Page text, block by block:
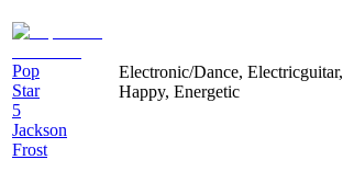
Pop
Star
5
Jackson
Frost
Electronic/Dance, Electricguitar,
Happy, Energetic